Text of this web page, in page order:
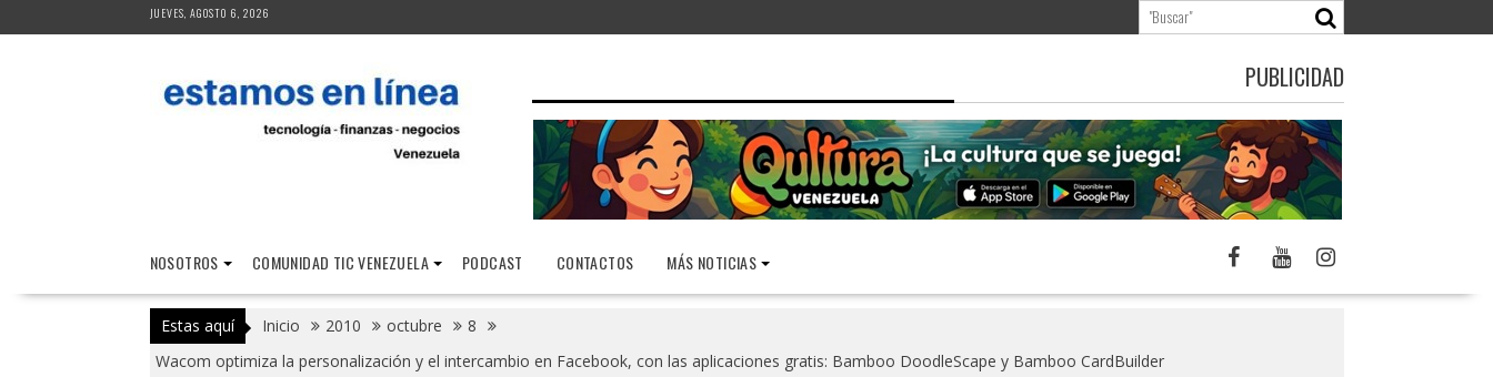
al
JUEVES, AGOSTO 6, 2026
PUBLICIDAD
NOSOTROS COMUNIDAD TIC VENEZUELA PODCAST CONTACTOS MÁS NOTICIAS
Estas aquí Inicio 2010 octubre
8
Wacom optimiza la personalización y el intercambio en Facebook, con las aplicaciones gratis: Bamboo DoodleScape y Bamboo CardBuilder